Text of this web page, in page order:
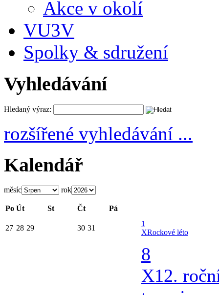
Akce v okolí
VU3V
Spolky & sdružení
Vyhledávání
Hledaný výraz:
rozšířené vyhledávání ...
Kalendář
měsíc rok
Po Út St Čt Pá
27 28 29 30 31
1
XRockové léto
8
X12.